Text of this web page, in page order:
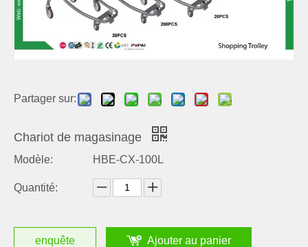
Partager sur:
Chariot de magasinage
Modèle: HBE-CX-100L
Quantité:
enquête Ajouter au panier